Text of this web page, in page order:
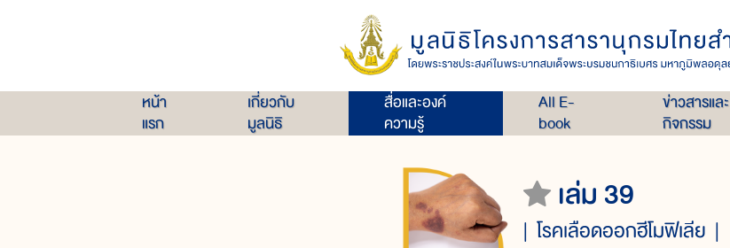
หน้า
แรก
เกี่ยวกับ
มูลนิธิ
สื่อและองค์
ความรู้
All E-
book
ข่าวสารและ
กิจกรรม
เล่ม 39
โรคเลือดออกฮีโมฟิเลีย